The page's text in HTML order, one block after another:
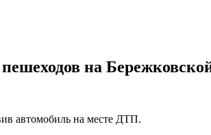
на
автомобиль на месте ДТП.